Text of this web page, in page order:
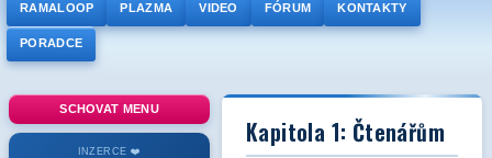
RAMALOOP PLAZMA VIDEO FÓRUM KONTAKTY
PORADCE
SCHOVAT MENU
INZERCE ❤️
Kapitola 1: Čtenářům